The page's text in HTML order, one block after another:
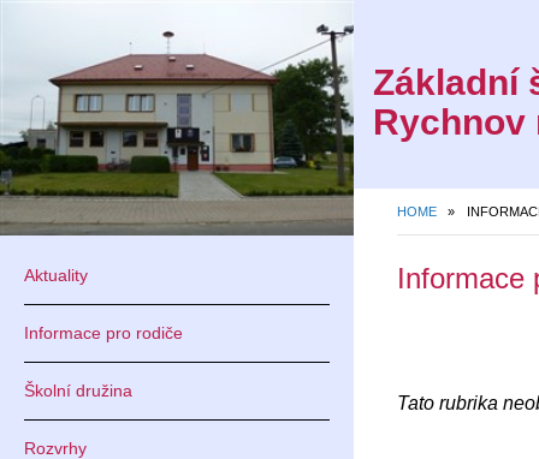
Základní
Rychnov
HOME »
Aktuality
Informace pro rodiče
Školní družina
Rozvrhy
Informace
Tato rubrika